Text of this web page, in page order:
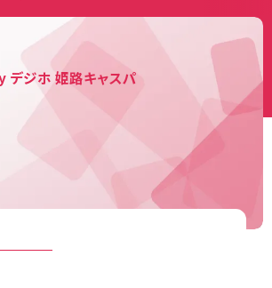
デジホ 姫路キャスパ